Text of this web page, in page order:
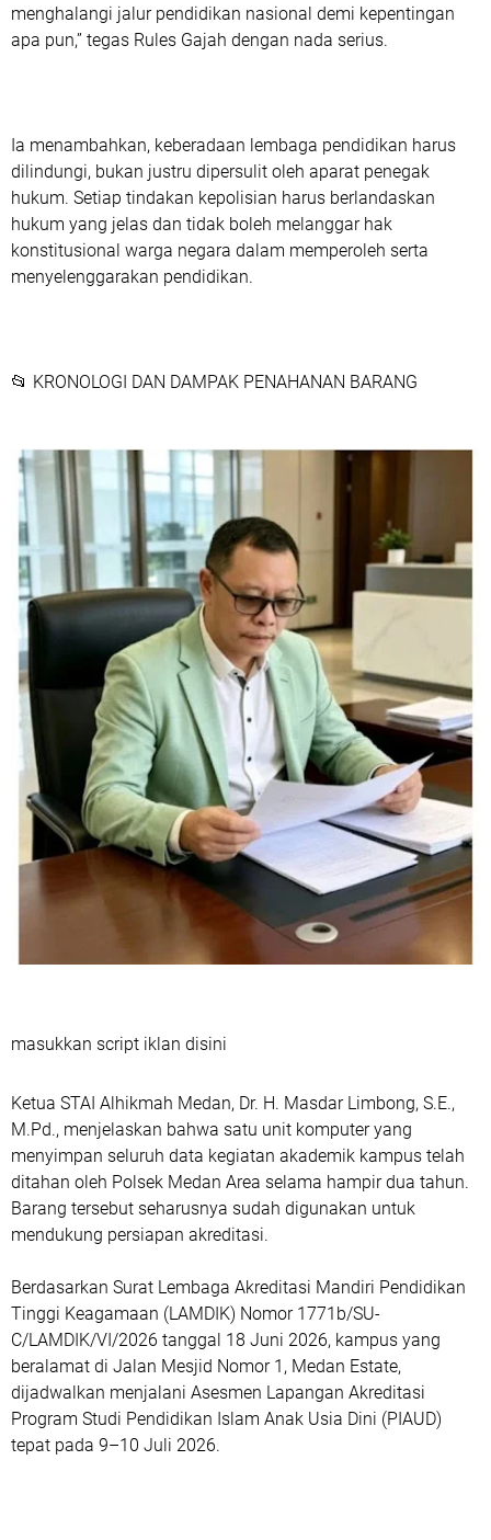
menghalangi jalur pendidikan nasional demi kepentingan
apa pun,” tegas Rules Gajah dengan nada serius.
Ia menambahkan, keberadaan lembaga pendidikan harus
dilindungi, bukan justru dipersulit oleh aparat penegak
hukum. Setiap tindakan kepolisian harus berlandaskan
hukum yang jelas dan tidak boleh melanggar hak
konstitusional warga negara dalam memperoleh serta
menyelenggarakan pendidikan.
📂 KRONOLOGI DAN DAMPAK PENAHANAN BARANG
masukkan script iklan disini
Ketua STAI Alhikmah Medan, Dr. H. Masdar Limbong, S.E.,
M.Pd., menjelaskan bahwa satu unit komputer yang
menyimpan seluruh data kegiatan akademik kampus telah
ditahan oleh Polsek Medan Area selama hampir dua tahun.
Barang tersebut seharusnya sudah digunakan untuk
mendukung persiapan akreditasi.
Berdasarkan Surat Lembaga Akreditasi Mandiri Pendidikan
Tinggi Keagamaan (LAMDIK) Nomor 1771b/SU-
C/LAMDIK/VI/2026 tanggal 18 Juni 2026, kampus yang
beralamat di Jalan Mesjid Nomor 1, Medan Estate,
dijadwalkan menjalani Asesmen Lapangan Akreditasi
Program Studi Pendidikan Islam Anak Usia Dini (PIAUD)
tepat pada 9–10 Juli 2026.